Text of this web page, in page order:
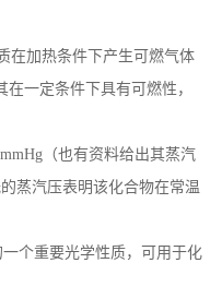
在加热条件下产生可燃气体
一定条件下具有可燃性，
（也有资料给出其蒸汽
蒸汽压表明该化合物在常温
一个重要光学性质，可用于化